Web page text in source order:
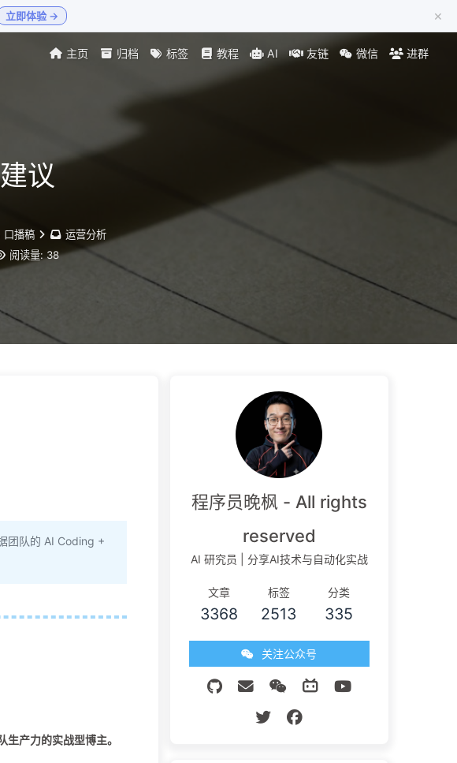
立即体验 → ×
主页 归档 标签 教程 AI 友链 微信 进群
议
口播稿
运营分析
阅读量: 38
团队的 AI Coding +
产力的实战型博主。
程序员晚枫 - All rights
reserved
AI 研究员 | 分享AI技术与自动化实战
文章
3368
标签
2513
分类
335
关注公众号